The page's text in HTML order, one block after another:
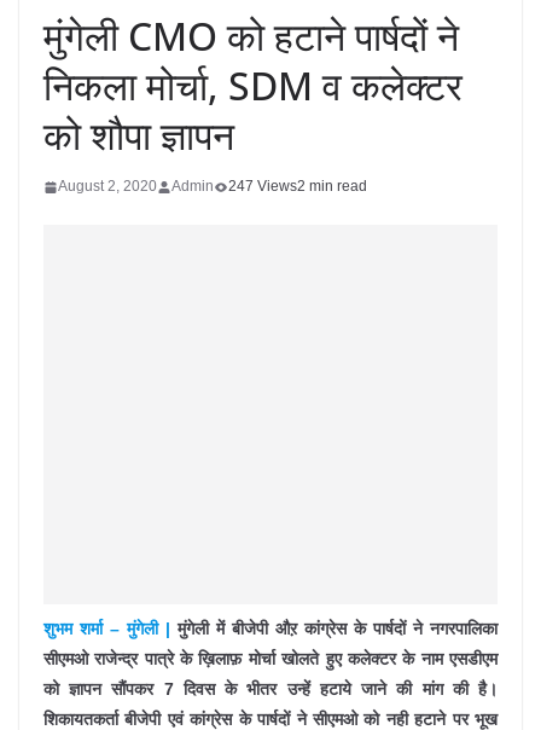
मुंगेली CMO को हटाने पार्षदों ने
निकला मोर्चा, SDM व कलेक्टर
को शौपा ज्ञापन
August 2, 2020 Admin 247 Views2 min read
शुभम शर्मा – मुंगेली |मुंगेली में बीजेपी औऱ कांग्रेस के पार्षदों ने नगरपालिका
सीएमओ राजेन्द्र पात्रे के ख़िलाफ़ मोर्चा खोलते हुए कलेक्टर के नाम एसडीएम
को ज्ञापन सौंपकर 7 दिवस के भीतर उन्हें हटाये जाने की मांग की है।
शिकायतकर्ता बीजेपी एवं कांग्रेस के पार्षदों ने सीएमओ को नही हटाने पर भूख